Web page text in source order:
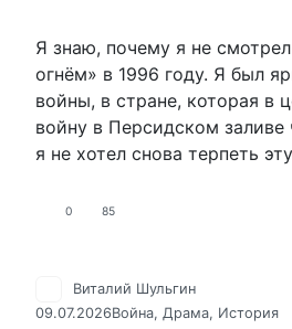
Я знаю, почему я не
огнём» в 1996 году. Я был
войны, в стране, которая в
войну в Персидском
я не хотел снова терпеть
0 85
Виталий Шульгин
09.07.2026Война, Драма, История